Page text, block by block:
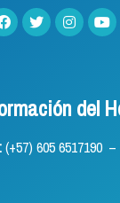
del
(+57) 605 6517190
316